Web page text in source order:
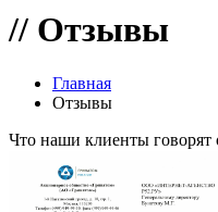
// Отзывы
Главная
Отзывы
Что наши клиенты говорят